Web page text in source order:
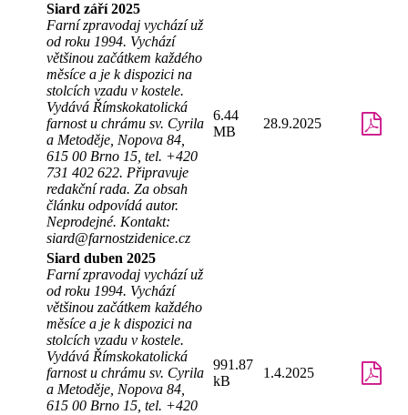
Siard září 2025
Farní zpravodaj vychází už
od roku 1994. Vychází
většinou začátkem každého
měsíce a je k dispozici na
stolcích vzadu v kostele.
Vydává Římskokatolická
farnost u chrámu sv. Cyrila
a Metoděje, Nopova 84,
615 00 Brno 15, tel. +420
731 402 622. Připravuje
redakční rada. Za obsah
článku odpovídá autor.
Neprodejné. Kontakt:
siard@farnostzidenice.cz
6.44
MB
28.9.2025
Siard duben 2025
Farní zpravodaj vychází už
od roku 1994. Vychází
většinou začátkem každého
měsíce a je k dispozici na
stolcích vzadu v kostele.
Vydává Římskokatolická
farnost u chrámu sv. Cyrila
a Metoděje, Nopova 84,
615 00 Brno 15, tel. +420
991.87
kB
1.4.2025